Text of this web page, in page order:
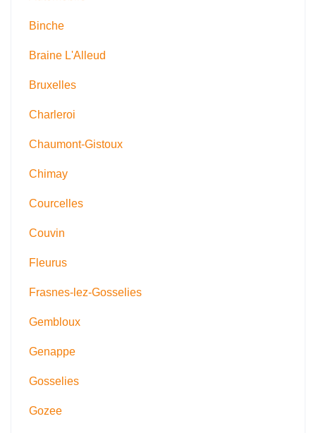
Binche
Braine L'Alleud
Bruxelles
Charleroi
Chaumont-Gistoux
Chimay
Courcelles
Couvin
Fleurus
Frasnes-lez-Gosselies
Gembloux
Genappe
Gosselies
Gozee